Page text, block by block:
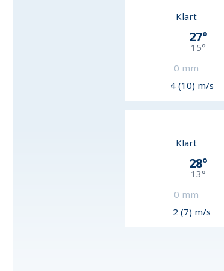
Klart
27°
15°
0 mm
4 (10) m/s
Klart
28°
13°
0 mm
2 (7) m/s